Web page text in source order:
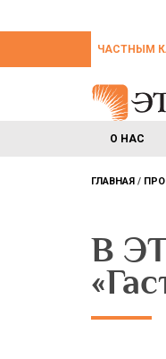
ЧАСТНЫМ
О НАС
ГЛАВНАЯ
В